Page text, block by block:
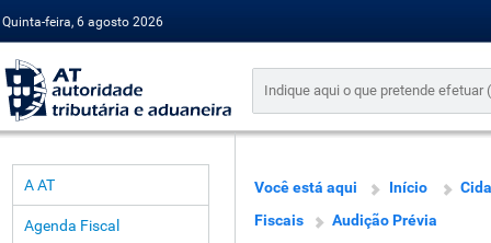
Quinta-feira, 6 agosto 2026
A AT
Agenda Fiscal
Você está aqui Início
Fiscais
Audição Prévia